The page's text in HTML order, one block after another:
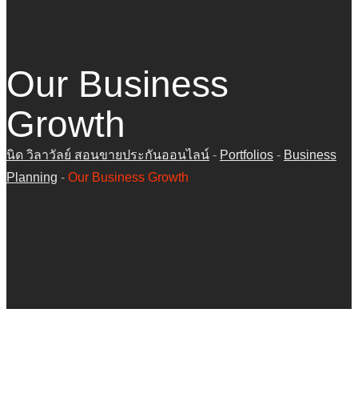
Our Business
Growth
นิด วิลาวัลย์ สอนขายประกันออนไลน์ - Portfolios - Business
Planning - Our Business Growth